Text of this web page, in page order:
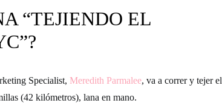
“TEJIENDO EL
Specialist, Meredith Parmalee, va a correr y tejer el
(42 kilómetros), lana en mano.